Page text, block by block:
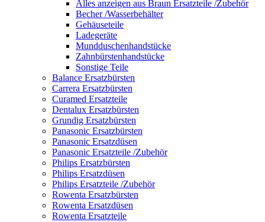
Alles anzeigen aus Braun Ersatzteile /Zubehör
Becher /Wasserbehälter
Gehäuseteile
Ladegeräte
Mundduschenhandstücke
Zahnbürstenhandstücke
Sonstige Teile
Balance Ersatzbürsten
Carrera Ersatzbürsten
Curamed Ersatzteile
Dentalux Ersatzbürsten
Grundig Ersatzbürsten
Panasonic Ersatzbürsten
Panasonic Ersatzdüsen
Panasonic Ersatzteile /Zubehör
Philips Ersatzbürsten
Philips Ersatzdüsen
Philips Ersatzteile /Zubehör
Rowenta Ersatzbürsten
Rowenta Ersatzdüsen
Rowenta Ersatzteile